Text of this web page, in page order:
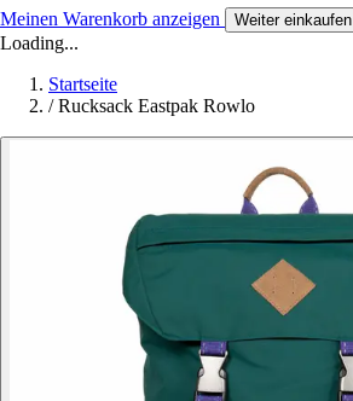
Meinen Warenkorb anzeigen Weiter einkaufen
Loading...
Startseite
/ Rucksack Eastpak Rowlo